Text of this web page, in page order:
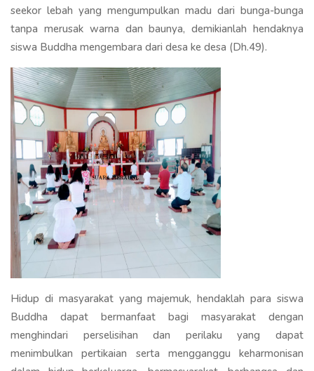
seekor lebah yang mengumpulkan madu dari bunga-bunga
tanpa merusak warna dan baunya, demikianlah hendaknya
siswa Buddha mengembara dari desa ke desa (Dh.49).
Hidup di masyarakat yang majemuk, hendaklah para siswa
Buddha dapat bermanfaat bagi masyarakat dengan
menghindari perselisihan dan perilaku yang dapat
menimbulkan pertikaian serta mengganggu keharmonisan